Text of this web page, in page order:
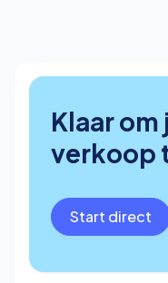
Klaar
verkoop
Start direct